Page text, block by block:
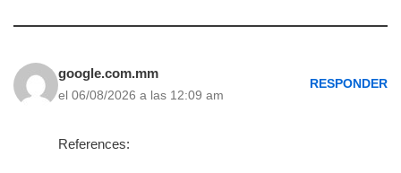
google.com.mm
el 06/08/2026 a las 12:09 am
RESPONDER
References: